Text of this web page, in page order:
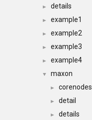
► details
► example1
► example2
► example3
► example4
▼ maxon
► corenodes
► detail
► details